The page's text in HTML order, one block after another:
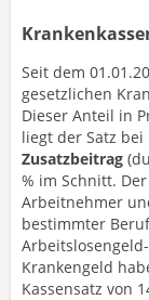
Seit dem
gesetzlichen
Dieser Anteil in
liegt der Satz
Zusatzbeitrag
% im Schnitt.
Arbeitnehmer
bestimmter
Krankengeld
Kassensatz von